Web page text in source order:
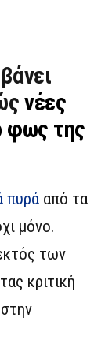
νέες
φως της
πυρά από τα
μόνο.
των
κριτική